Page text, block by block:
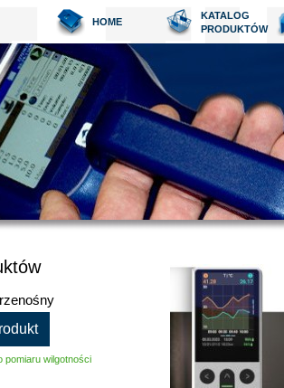
HOME
KATALOG
PRODUKTÓW
pomiaru wilgotności